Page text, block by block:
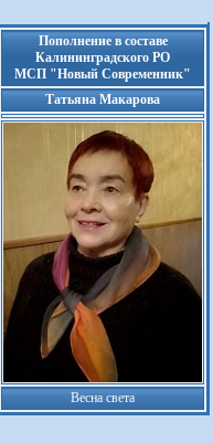
Пополнение в составе
Калининградского РО
МСП "Новый Современник"
Татьяна Макарова
Весна света